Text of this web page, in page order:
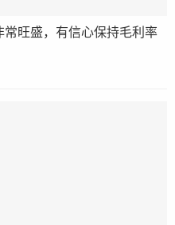
旺盛，有信心保持毛利率